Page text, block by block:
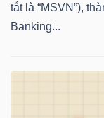
tắt là “MSVN”),
Banking...
NGUYÊN
VẬT